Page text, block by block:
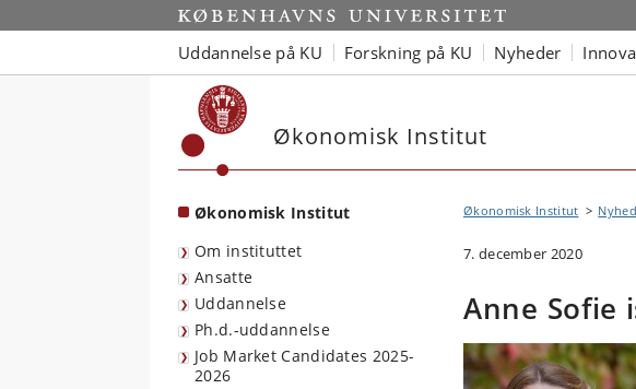
Start
Uddannelse på KU Forskning på KU Nyheder
Økonomisk Institut
Økonomisk Institut
Om instituttet
Ansatte
Uddannelse
Ph.d.-uddannelse
Job Market Candidates 2025-
2026
Økonomisk Institut
7. december 2020
Anne Sofie